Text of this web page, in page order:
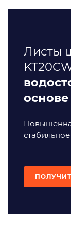
Листы
основе